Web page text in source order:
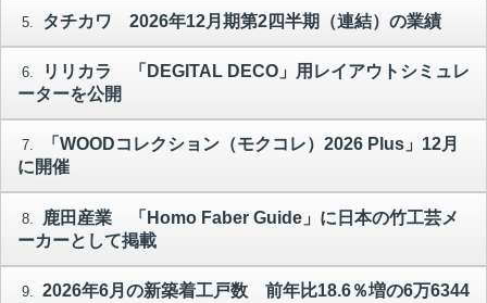
5. タチカワ 2026年12月期第2四半期（連結）の業績
6.
リリカラ 「DEGITAL DECO」用レイアウトシミュレ
ーターを公開
7.
「WOODコレクション（モクコレ）2026 Plus」12月
に開催
8.
鹿田産業 「Homo Faber Guide」に日本の竹工芸メ
ーカーとして掲載
9. 2026年6月の新築着工戸数 前年比18.6％増の6万6344